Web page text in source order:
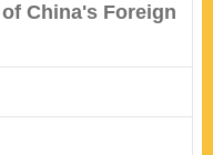
China's Foreign